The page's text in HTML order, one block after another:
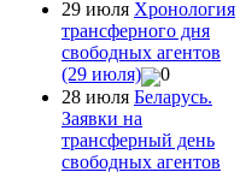
29 июля Хронология
трансферного дня
свободных агентов
(29 июля)
0
28 июля Беларусь.
Заявки на
трансферный день
свободных агентов